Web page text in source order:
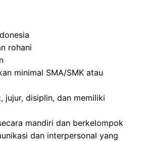
rohani
minimal SMA/SMK atau
jujur, disiplin, dan memiliki
mandiri dan berkelompok
dan interpersonal yang